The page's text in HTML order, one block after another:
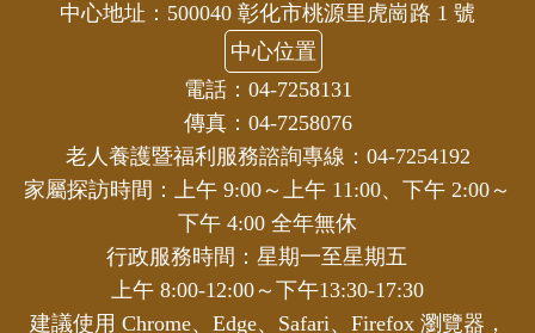
中心地址：500040 彰化市桃源里虎崗路 1 號
中心位置
電話：04-7258131
傳真：04-7258076
老人養護暨福利服務諮詢專線：04-7254192
家屬探訪時間：上午 9:00～上午 11:00、下午 2:00～
下午 4:00 全年無休
行政服務時間：星期一至星期五
上午 8:00-12:00～下午13:30-17:30
建議使用 Chrome、Edge、Safari、Firefox 瀏覽器，